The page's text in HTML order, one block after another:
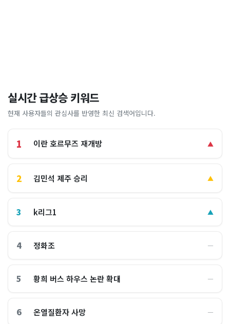
실시간 급상승 키워드
현재 사용자들의 관심사를 반영한 최신 검색어입니다.
1 이란 호르무즈 재개방 ▲
2 김민석 제주 승리 ▲
3 k리그1 ▲
4 정화조 ―
5 황희 버스 하우스 논란 확대 ―
6 온열질환자 사망 ―